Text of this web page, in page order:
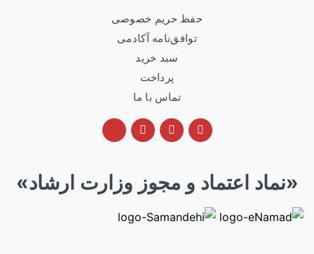
حفظ حریم خصوصی
توافق‌نامه آکادمی
سبد خرید
پرداخت
تماس با ما
«نماد اعتماد و مجوز وزارت ارشاد»